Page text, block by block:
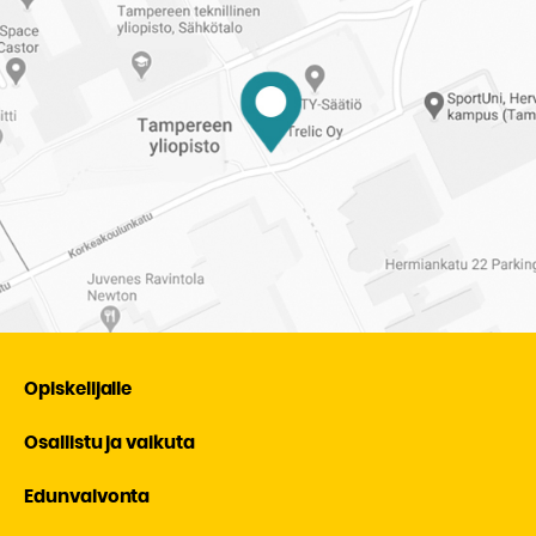
Opiskelijalle
Osallistu ja vaikuta
Edunvalvonta